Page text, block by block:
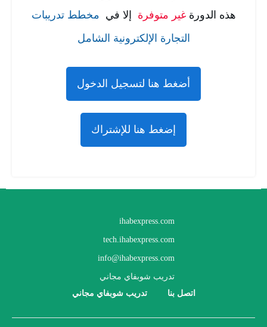
هذه الدورةغير متوفرة إلا في مخطط تدريبات
التجارة الإلكترونية الشامل
أضغط هنا لتسجيل الدخول
إضغط هنا للإشتراك
ihabexpress.com
tech.ihabexpress.com
info@ihabexpress.com
تدريب شوبفاي مجاني
اتصل بنا تدريب شوبفاي مجاني